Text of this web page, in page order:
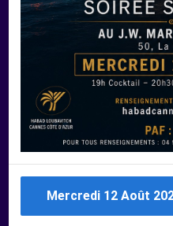
Manger Cacher
Liste des restaurants cacher
Restaurants cacher à Paris
Restaurants cacher à Deauville
Restaurants cacher à Lyon
Restaurants cacher à Marseille
Restaurants cacher Dubaï